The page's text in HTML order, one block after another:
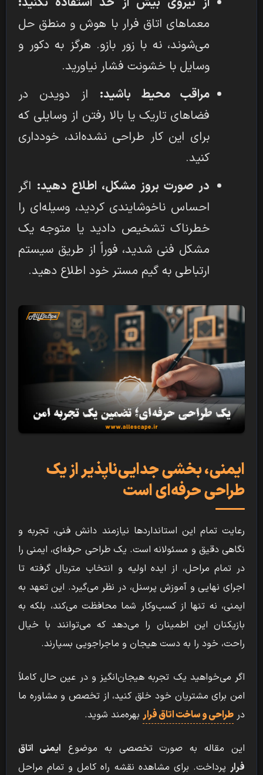
معماهای اتاق فرار با هوش و منطق حل
می‌شوند، نه با زور بازو. هرگز به دکور و
وسایل با خشونت فشار نیاورید.
مراقب محیط باشید:از دویدن در
فضاهای تاریک یا بالا رفتن از وسایلی که
برای این کار طراحی نشده‌اند، خودداری
کنید.
در صورت بروز مشکل، اطلاع دهید:اگر
احساس ناخوشایندی کردید، وسیله‌ای را
خطرناک تشخیص دادید یا متوجه یک
مشکل فنی شدید، فوراً از طریق سیستم
ارتباطی به گیم مستر خود اطلاع دهید.
ایمنی، بخشی جدایی‌ناپذیر از یک
طراحی حرفه‌ای است
رعایت تمام این استانداردها نیازمند دانش فنی، تجربه و
نگاهی دقیق و مسئولانه است. یک طراحی حرفه‌ای، ایمنی را
در تمام مراحل، از ایده اولیه و انتخاب متریال گرفته تا
اجرای نهایی و آموزش پرسنل، در نظر می‌گیرد. این تعهد به
ایمنی، نه تنها از کسب‌وکار شما محافظت می‌کند، بلکه به
بازیکنان این اطمینان را می‌دهد که می‌توانند با خیال
راحت، خود را به دست هیجان و ماجراجویی بسپارند.
اگر می‌خواهید یک تجربه هیجان‌انگیز و در عین حال کاملاً
امن برای مشتریان خود خلق کنید، از تخصص و مشاوره ما
درطراحی و ساخت اتاق فراربهره‌مند شوید.
این مقاله به صورت تخصصی به موضوع ایمنی اتاق
فرارپرداخت. برای مشاهده نقشه راه کامل و تمام مراحل